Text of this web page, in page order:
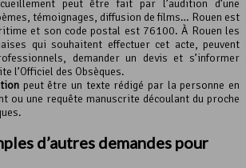
peut être fait par l’audition d’une
témoignages, diffusion de films… Rouen est
et son code postal est 76100. À Rouen les
qui souhaitent effectuer cet acte, peuvent
demander un devis et s’informer
l’Officiel des Obsèques.
peut être un texte rédigé par la personne en
ou une requête manuscrite découlant du proche
d’autres demandes pour